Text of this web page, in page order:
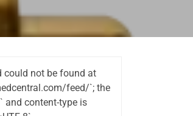
could not be found at
feed/`; the
and content-type is